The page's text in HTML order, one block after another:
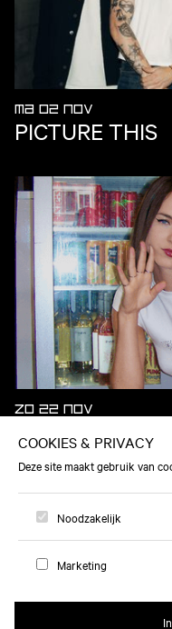
MA 02 NOV
PICTURE THIS
ZO 22 NOV
JET VAN DER